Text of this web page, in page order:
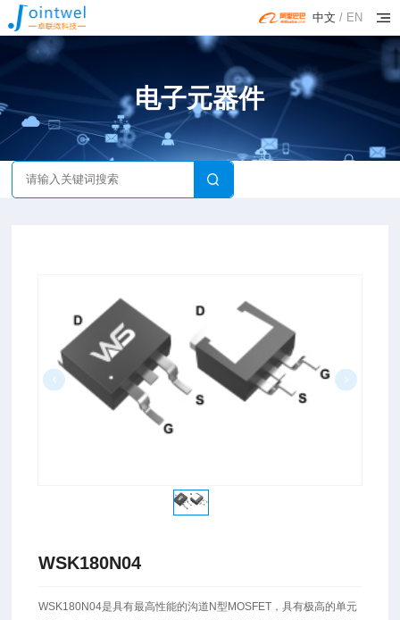
中文 / EN
电子元器件
WSK180N04
​WSK180N04是具有最高性能的沟道N型MOSFET，具有极高的单元